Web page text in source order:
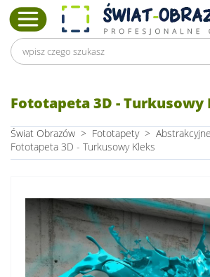
Fototapeta 3D - Turkusowy
Świat Obrazów > Fototapety > Abstrakcyjne
Fototapeta 3D - Turkusowy Kleks